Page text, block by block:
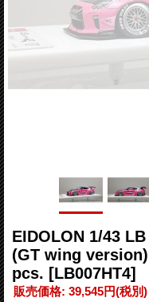
EIDOLON 1/43
(GT wing
pcs. [LB007HT4]
販売価格: 39,545円(税別)